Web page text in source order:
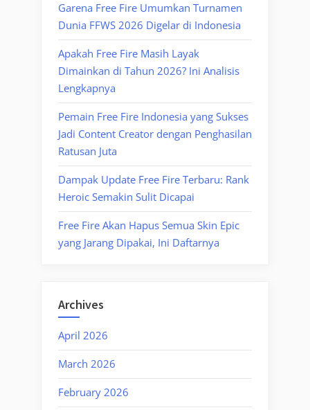
Garena Free Fire Umumkan Turnamen
Dunia FFWS 2026 Digelar di Indonesia
Apakah Free Fire Masih Layak
Dimainkan di Tahun 2026? Ini Analisis
Lengkapnya
Pemain Free Fire Indonesia yang Sukses
Jadi Content Creator dengan Penghasilan
Ratusan Juta
Dampak Update Free Fire Terbaru: Rank
Heroic Semakin Sulit Dicapai
Free Fire Akan Hapus Semua Skin Epic
yang Jarang Dipakai, Ini Daftarnya
Archives
April 2026
March 2026
February 2026